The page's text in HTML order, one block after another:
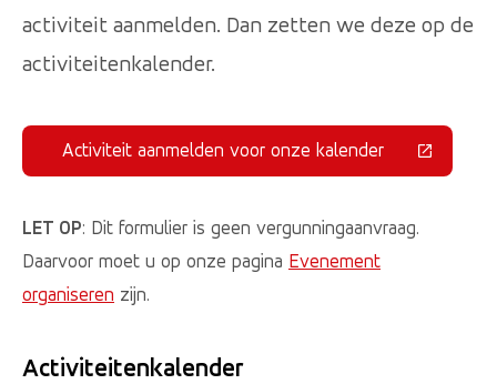
activiteit aanmelden. Dan zetten we deze op de
activiteitenkalender.
Activiteit aanmelden voor onze kalender
(Deze link gaat naar een externe
LET OP: Dit formulier is geen vergunningaanvraag.
Daarvoor moet u op onze pagina Evenement
organiseren zijn.
Activiteitenkalender